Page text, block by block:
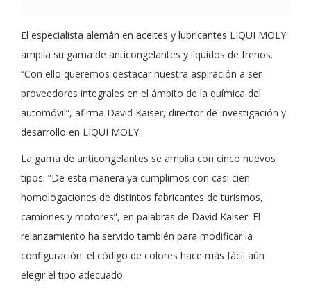
El especialista alemán en aceites y lubricantes LIQUI MOLY
amplía su gama de anticongelantes y líquidos de frenos.
“Con ello queremos destacar nuestra aspiración a ser
proveedores integrales en el ámbito de la química del
automóvil”, afirma David Kaiser, director de investigación y
desarrollo en LIQUI MOLY.
La gama de anticongelantes se amplía con cinco nuevos
tipos. “De esta manera ya cumplimos con casi cien
homologaciones de distintos fabricantes de turismos,
camiones y motores”, en palabras de David Kaiser. El
relanzamiento ha servido también para modificar la
configuración: el código de colores hace más fácil aún
elegir el tipo adecuado.